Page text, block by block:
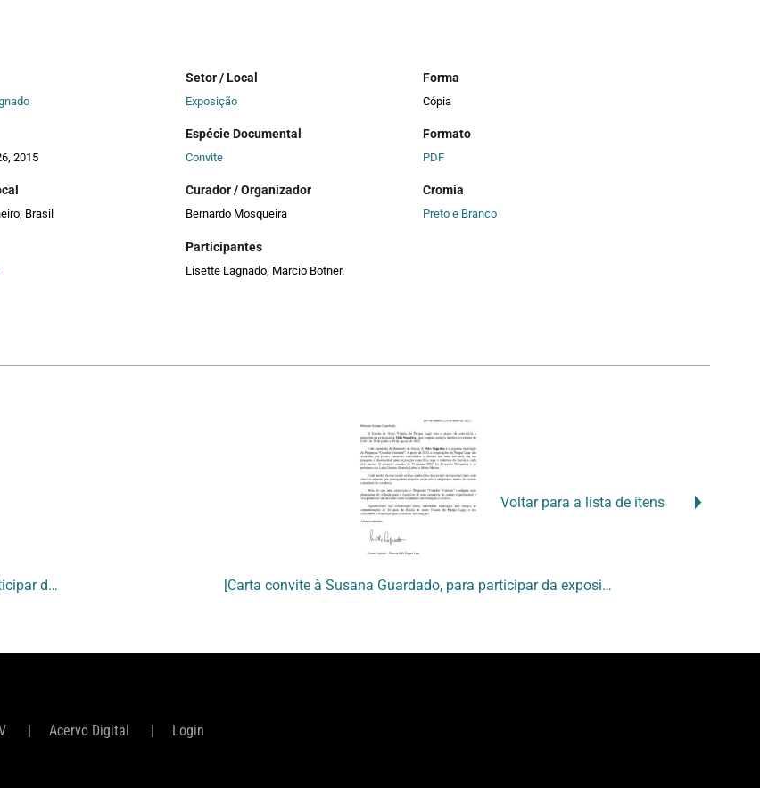
2015
Brasil
Setor / Local
Exposição
Espécie Documental
Convite
Curador / Organizador
Bernardo Mosqueira
Participantes
Lisette Lagnado, Marcio Botner.
Forma
Cópia
Formato
PDF
Cromia
Preto e Branco
[Carta convite à Cao Guimaraes e Rivane Neueschwander, para participar da exposição ‘Encruzilhada’] [Carta convite à Susana Guardado, para participar da exposição ”A Mão Negativa”]
Voltar para a lista de itens
Acervo Digital Login